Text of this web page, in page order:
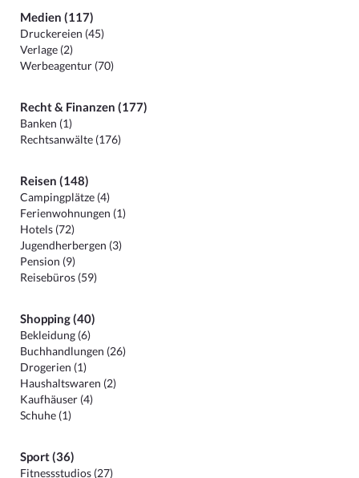
Medien (117)
Druckereien (45)
Verlage (2)
Werbeagentur (70)
Recht & Finanzen (177)
Banken (1)
Rechtsanwälte (176)
Reisen (148)
Campingplätze (4)
Ferienwohnungen (1)
Hotels (72)
Jugendherbergen (3)
Pension (9)
Reisebüros (59)
Shopping (40)
Bekleidung (6)
Buchhandlungen (26)
Drogerien (1)
Haushaltswaren (2)
Kaufhäuser (4)
Schuhe (1)
Sport (36)
Fitnessstudios (27)